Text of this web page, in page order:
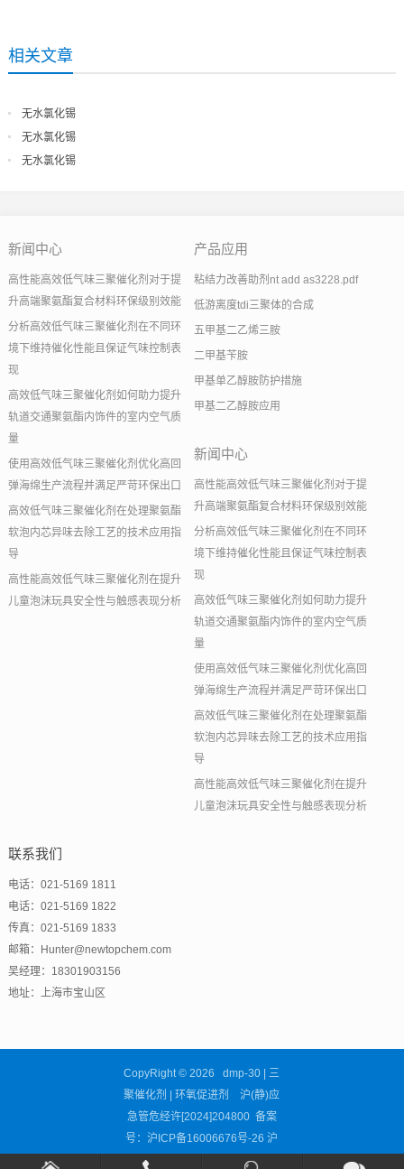
相关文章
无水氯化锡
无水氯化锡
无水氯化锡
新闻中心
高性能高效低气味三聚催化剂对于提
升高端聚氨酯复合材料环保级别效能
分析高效低气味三聚催化剂在不同环
境下维持催化性能且保证气味控制表
现
高效低气味三聚催化剂如何助力提升
轨道交通聚氨酯内饰件的室内空气质
量
使用高效低气味三聚催化剂优化高回
弹海绵生产流程并满足严苛环保出口
高效低气味三聚催化剂在处理聚氨酯
软泡内芯异味去除工艺的技术应用指
导
高性能高效低气味三聚催化剂在提升
儿童泡沫玩具安全性与触感表现分析
产品应用
粘结力改善助剂nt add as3228.pdf
低游离度tdi三聚体的合成
五甲基二乙烯三胺
二甲基苄胺
甲基单乙醇胺防护措施
甲基二乙醇胺应用
新闻中心
高性能高效低气味三聚催化剂对于提
升高端聚氨酯复合材料环保级别效能
分析高效低气味三聚催化剂在不同环
境下维持催化性能且保证气味控制表
现
高效低气味三聚催化剂如何助力提升
轨道交通聚氨酯内饰件的室内空气质
量
使用高效低气味三聚催化剂优化高回
弹海绵生产流程并满足严苛环保出口
高效低气味三聚催化剂在处理聚氨酯
软泡内芯异味去除工艺的技术应用指
导
高性能高效低气味三聚催化剂在提升
儿童泡沫玩具安全性与触感表现分析
联系我们
电话：021-5169 1811
电话：021-5169 1822
传真：021-5169 1833
邮箱：Hunter@newtopchem.com
吴经理：18301903156
地址：上海市宝山区
CopyRight © 2026 dmp-30 | 三
聚催化剂 | 环氧促进剂 沪(静)应
急管危经许[2024]204800 备案
号：沪ICP备16006676号-26 沪
公网安备31011302002681号